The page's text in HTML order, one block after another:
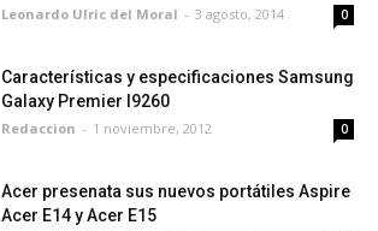
Leonardo Ulric del Moral - 3 agosto, 2014 0
Características y especificaciones Samsung
Galaxy Premier I9260
Redaccion - 1 noviembre, 2012 0
Acer presenata sus nuevos portátiles Aspire
Acer E14 y Acer E15